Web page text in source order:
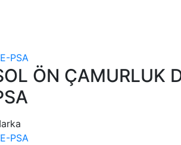
PSA
ÖN ÇAMURLUK
PSA